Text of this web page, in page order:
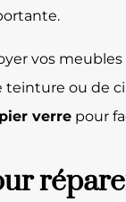
vos
ou de
verre pour